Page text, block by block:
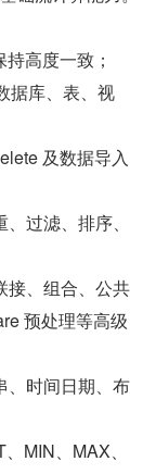
高度一致；
据库、表、视
及数据导入
过滤、排序、
接、组合、公共
预处理等高级
、时间日期、布
MIN、MAX、